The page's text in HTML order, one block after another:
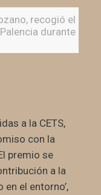
recogió el
durante
a la CETS,
con la
premio se
a la
en el entorno’,